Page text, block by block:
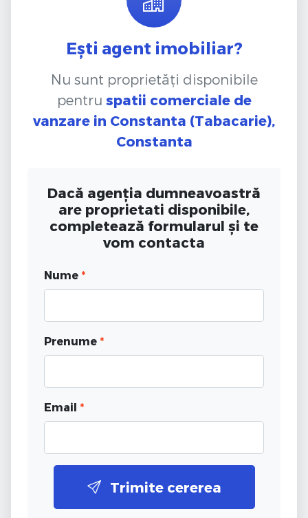
Ești agent imobiliar?
Nu sunt proprietăți disponibile
pentru spatii comerciale de
vanzare in Constanta (Tabacarie),
Constanta
Dacă agenția dumneavoastră
are proprietati disponibile,
completează formularul și te
vom contacta
Nume *
Prenume *
Email *
Trimite cererea